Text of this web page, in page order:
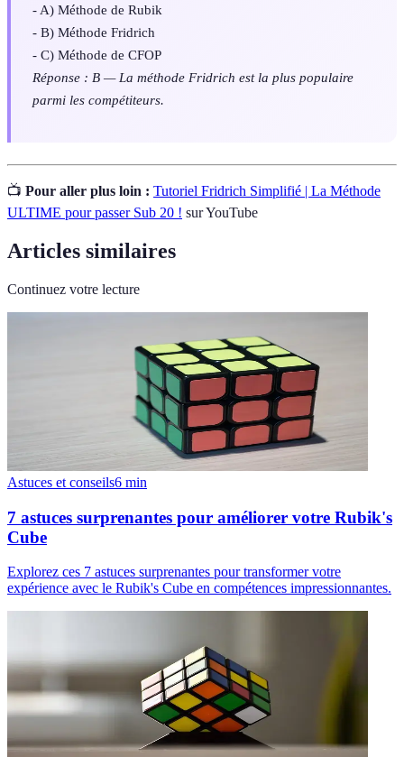
- A) Méthode de Rubik
- B) Méthode Fridrich
- C) Méthode de CFOP
Réponse : B — La méthode Fridrich est la plus populaire
parmi les compétiteurs.
📺 Pour aller plus loin : Tutoriel Fridrich Simplifié | La Méthode
ULTIME pour passer Sub 20 ! sur YouTube
Articles similaires
Continuez votre lecture
Astuces et conseils6 min
7 astuces surprenantes pour améliorer votre Rubik's
Cube
Explorez ces 7 astuces surprenantes pour transformer votre
expérience avec le Rubik's Cube en compétences impressionnantes.